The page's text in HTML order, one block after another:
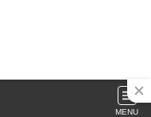
MENU